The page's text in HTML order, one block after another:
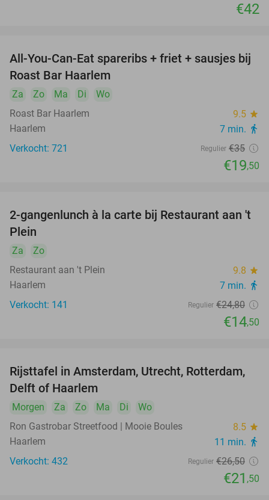
€42
44%
All-You-Can-Eat spareribs + friet + sausjes bij
Roast Bar Haarlem
Za Zo Ma Di
Wo
Roast Bar Haarlem
9.5 star
Haarlem 7 min. directions_walk
Verkocht: 721 Regulier €35
€19,50
42%
2-gangenlunch à la carte bij Restaurant aan 't
Plein
Za
Zo
Restaurant aan 't Plein
9.8 star
Haarlem 7 min. directions_walk
Verkocht: 141 Regulier €24,80
€14,50
19%
Rijsttafel in Amsterdam, Utrecht, Rotterdam,
Delft of Haarlem
Morgen Za Zo Ma Di
Wo
Ron Gastrobar Streetfood | Mooie Boules
8.5 star
Haarlem 11 min. directions_walk
Verkocht: 432 Regulier €26,50
€21 ,50